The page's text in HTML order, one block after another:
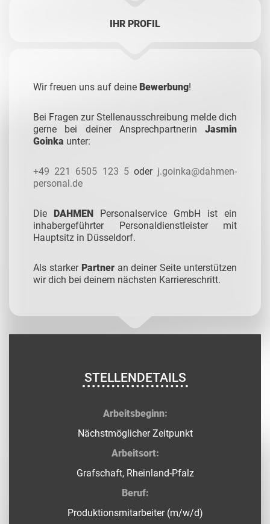
IHR PROFIL
Wir freuen uns auf deine Bewerbung!
Bei Fragen zur Stellenausschreibung melde dich
gerne bei deiner Ansprechpartnerin Jasmin
Goinka unter:
+49 221 6505 123 5oder j.goinka@dahmen-
personal.de
Die DAHMEN Personalservice GmbH ist ein
inhabergeführter Personaldienstleister mit
Hauptsitz in Düsseldorf.
Als starker Partneran deiner Seite unterstützen
wir dich bei deinem nächsten Karriereschritt.
STELLENDETAILS
Arbeitsbeginn:
Nächstmöglicher Zeitpunkt
Arbeitsort:
Grafschaft, Rheinland-Pfalz
Beruf:
Produktionsmitarbeiter (m/w/d)